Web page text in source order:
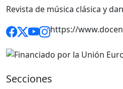
Revista de música clásica y
https://
Secciones